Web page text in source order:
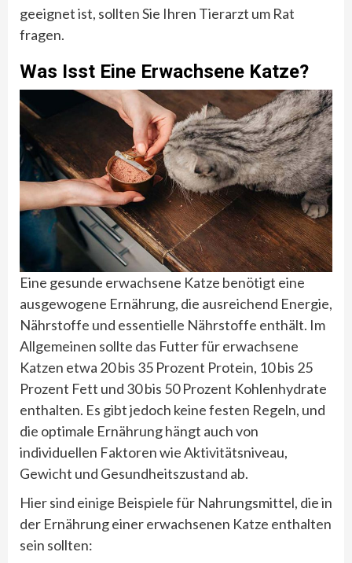
geeignet ist, sollten Sie Ihren Tierarzt um Rat
fragen.
Was Isst Eine Erwachsene Katze?
Eine gesunde erwachsene Katze benötigt eine
ausgewogene Ernährung, die ausreichend Energie,
Nährstoffe und essentielle Nährstoffe enthält. Im
Allgemeinen sollte das Futter für erwachsene
Katzen etwa 20 bis 35 Prozent Protein, 10 bis 25
Prozent Fett und 30 bis 50 Prozent Kohlenhydrate
enthalten. Es gibt jedoch keine festen Regeln, und
die optimale Ernährung hängt auch von
individuellen Faktoren wie Aktivitätsniveau,
Gewicht und Gesundheitszustand ab.
Hier sind einige Beispiele für Nahrungsmittel, die in
der Ernährung einer erwachsenen Katze enthalten
sein sollten: